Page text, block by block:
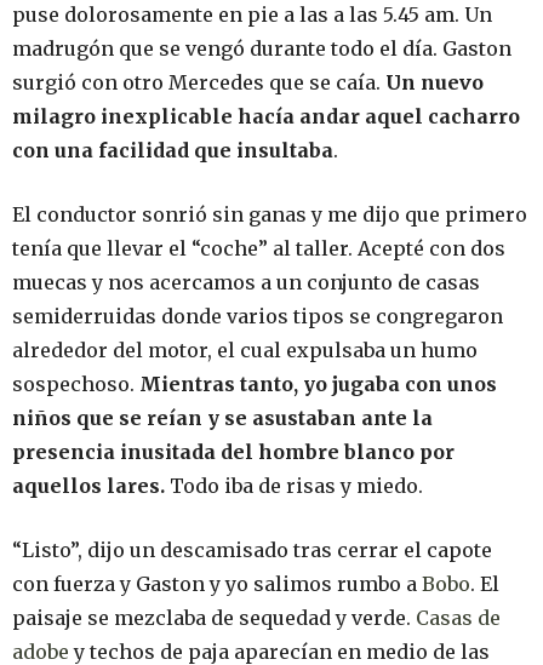
puse dolorosamente en pie a las a las 5.45 am. Un
madrugón que se vengó durante todo el día. Gaston
surgió con otro Mercedes que se caía. Un nuevo
milagro inexplicable hacía andar aquel cacharro
con una facilidad que insultaba.
El conductor sonrió sin ganas y me dijo que primero
tenía que llevar el “coche” al taller. Acepté con dos
muecas y nos acercamos a un conjunto de casas
semiderruidas donde varios tipos se congregaron
alrededor del motor, el cual expulsaba un humo
sospechoso. Mientras tanto, yo jugaba con unos
niños que se reían y se asustaban ante la
presencia inusitada del hombre blanco por
aquellos lares. Todo iba de risas y miedo.
“Listo”, dijo un descamisado tras cerrar el capote
con fuerza y Gaston y yo salimos rumbo a Bobo. El
paisaje se mezclaba de sequedad y verde. Casas de
adobe y techos de paja aparecían en medio de las